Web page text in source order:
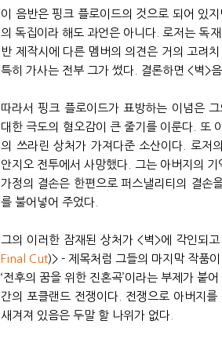
이 음반은 핑크 플로이드의 것으로 되어 있
의 독집이라 해도 과언은 아니다. 로저는 독
반 제작시에 다른 멤버의 의견은 거의 고려
특히 가사는 전부 그가 썼다. 결론하면 <벽>
따라서 핑크 플로이드가 표방하는 이념은
대한 극도의 혐오감이 큰 줄기를 이룬다. 또
의 쓰라린 상처가 가져다준 소산이다. 로저
안지오 전투에서 사망했다. 그는 아버지의 기
가정의 결손은 한편으로 퍼스낼리티의 결손
를 불어넣어 주었다.
그의 이러한 잠재된 상처가 <벽>에 각인되
Final Cut)> - 제목처럼 그들의 마지막 작품
‘전후의 꿈을 위한 진혼곡’이라는 부제가 붙
간의 포클랜드 전쟁이다. 전쟁으로 아버지
새겨져 있음은 두말 할 나위가 없다.